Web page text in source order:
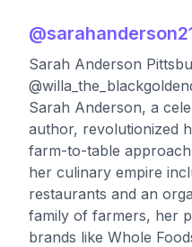
@
Sarah Anderson
Sarah Anderson, a
author, revolutionized
farm-to-table
her culinary empire
restaurants and an
family of farmers, her
brands like Whole